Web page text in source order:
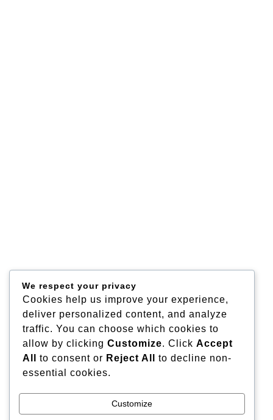
We respect your privacy
Cookies help us improve your experience,
deliver personalized content, and analyze
traffic. You can choose which cookies to
allow by clicking Customize. Click Accept
All
to consent or Reject All
to decline non-
essential cookies.
Customize